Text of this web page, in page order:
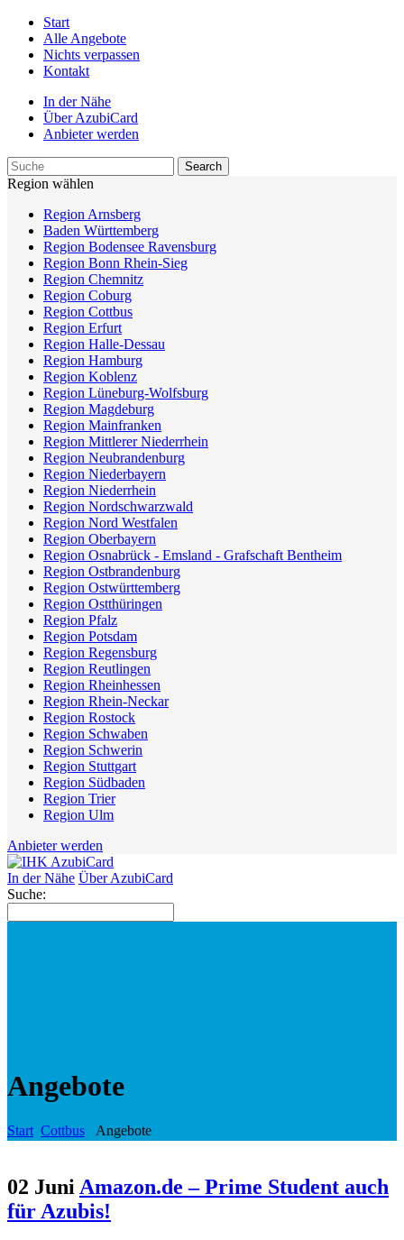
Start
Alle Angebote
Nichts verpassen
Kontakt
In der Nähe
Über AzubiCard
Anbieter werden
Region wählen
Region Arnsberg
Baden Württemberg
Region Bodensee Ravensburg
Region Bonn Rhein-Sieg
Region Chemnitz
Region Coburg
Region Cottbus
Region Erfurt
Region Halle-Dessau
Region Hamburg
Region Koblenz
Region Lüneburg-Wolfsburg
Region Magdeburg
Region Mainfranken
Region Mittlerer Niederrhein
Region Neubrandenburg
Region Niederbayern
Region Niederrhein
Region Nordschwarzwald
Region Nord Westfalen
Region Oberbayern
Region Osnabrück - Emsland - Grafschaft Bentheim
Region Ostbrandenburg
Region Ostwürttemberg
Region Ostthüringen
Region Pfalz
Region Potsdam
Region Regensburg
Region Reutlingen
Region Rheinhessen
Region Rhein-Neckar
Region Rostock
Region Schwaben
Region Schwerin
Region Stuttgart
Region Südbaden
Region Trier
Region Ulm
Anbieter werden
In der Nähe Über AzubiCard
Suche:
Angebote
Start Cottbus Angebote
02 Juni Amazon.de – Prime Student auch
für Azubis!